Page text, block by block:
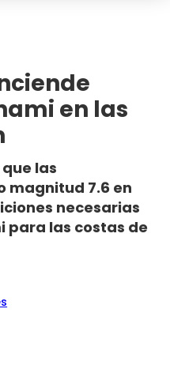
en las
las
magnitud 7.6 en
necesarias
para las costas de